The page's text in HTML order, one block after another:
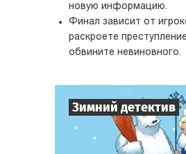
новую информацию.
Финал зависит от
раскроете
обвините невиновного.
Зимний детектив